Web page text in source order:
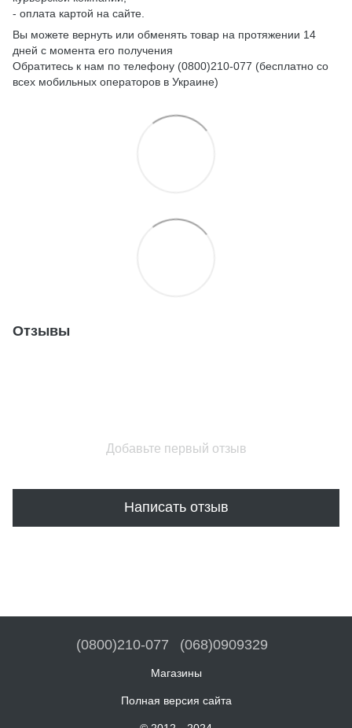
- оплата картой на сайте.
Вы можете вернуть или обменять товар на протяжении 14
дней с момента его получения
Обратитесь к нам по телефону (0800)210-077 (бесплатно со
всех мобильных операторов в Украине)
Отзывы
Добавьте первый отзыв
Написать отзыв
(0800)210-077 (068)0909329
Магазины
Полная версия сайта